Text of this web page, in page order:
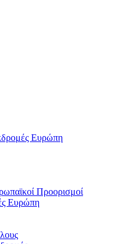
Ευρώπη
Προορισμοί
Ευρώπη